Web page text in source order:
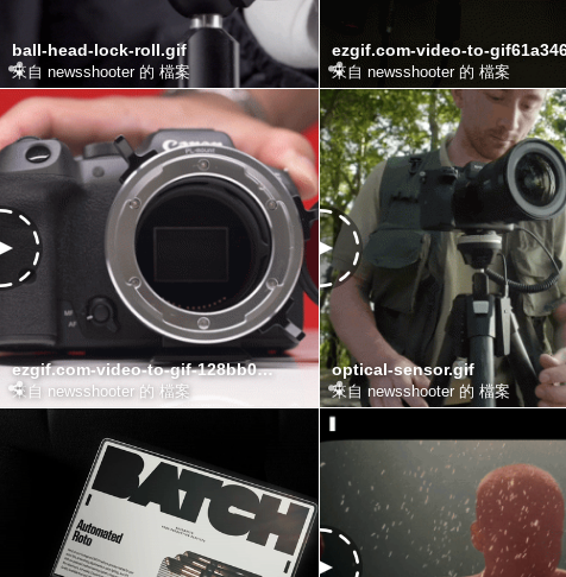
ball-head-lock-roll.gif
來自 newsshooter 的 檔案 來自 newsshooter 的 檔案
ezgif.com-video-to-gif-128bb0e4e89a0e84c.gif
來自 newsshooter 的 檔案
optical-sensor.gif
來自 newsshooter 的 檔案